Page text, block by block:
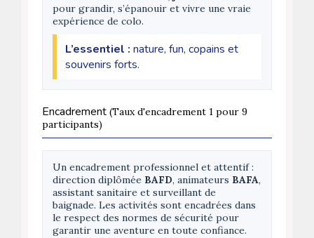
pour grandir, s’épanouir et vivre une vraie
expérience de colo.
L’essentiel : nature, fun, copains et
souvenirs forts.
Encadrement (Taux d'encadrement 1 pour 9
participants)
Un encadrement professionnel et attentif :
direction diplômée BAFD, animateurs BAFA,
assistant sanitaire et surveillant de
baignade. Les activités sont encadrées dans
le respect des normes de sécurité pour
garantir une aventure en toute confiance.